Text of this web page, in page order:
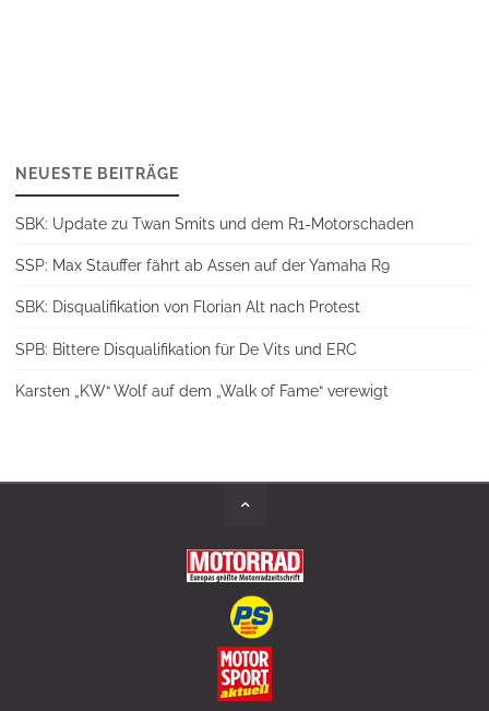
NEUESTE BEITRÄGE
SBK: Update zu Twan Smits und dem R1-Motorschaden
SSP: Max Stauffer fährt ab Assen auf der Yamaha R9
SBK: Disqualifikation von Florian Alt nach Protest
SPB: Bittere Disqualifikation für De Vits und ERC
Karsten „KW“ Wolf auf dem „Walk of Fame“ verewigt
Back